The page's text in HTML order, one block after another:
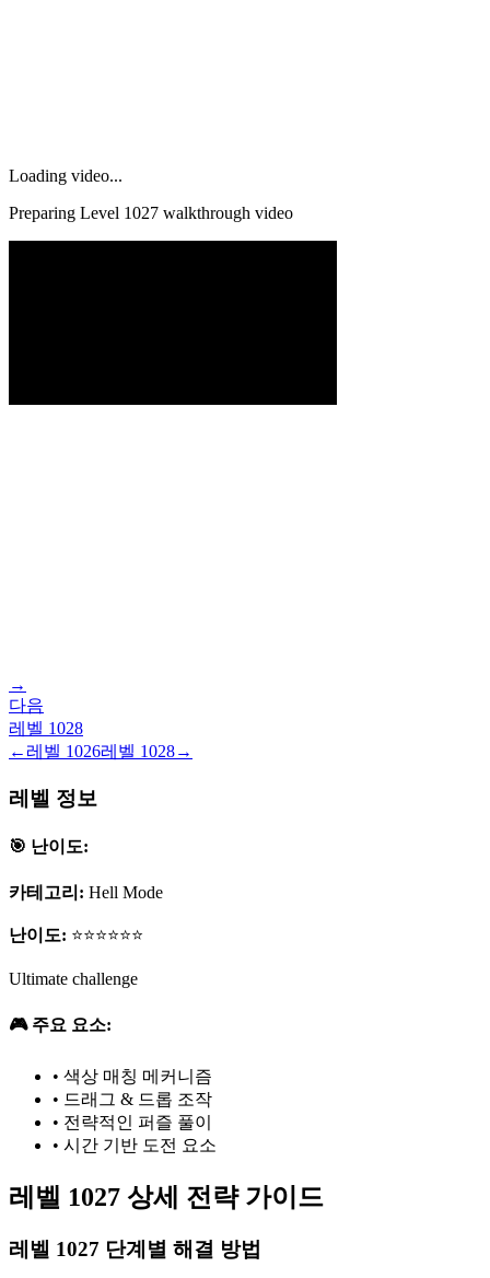
Loading video...
Preparing Level 1027 walkthrough video
→
다음
레벨 1028
← 레벨 1026레벨 1028→
레벨 정보
🎯 난이도:
카테고리: Hell Mode
난이도: ⭐⭐⭐⭐⭐⭐
Ultimate challenge
🎮 주요 요소:
• 색상 매칭 메커니즘
• 드래그 & 드롭 조작
• 전략적인 퍼즐 풀이
• 시간 기반 도전 요소
레벨 1027 상세 전략 가이드
레벨 1027 단계별 해결 방법